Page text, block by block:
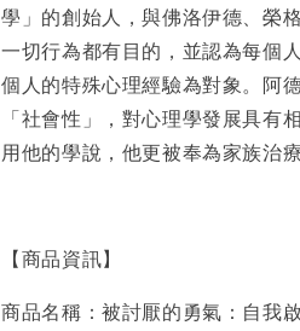
學」的創始人，與佛洛伊德、榮
一切行為都有目的，並認為每個
個人的特殊心理經驗為對象。阿
「社會性」，對心理學發展具有
用他的學說，他更被奉為家族治療
【商品資訊】
商品名稱：被討厭的勇氣：自我